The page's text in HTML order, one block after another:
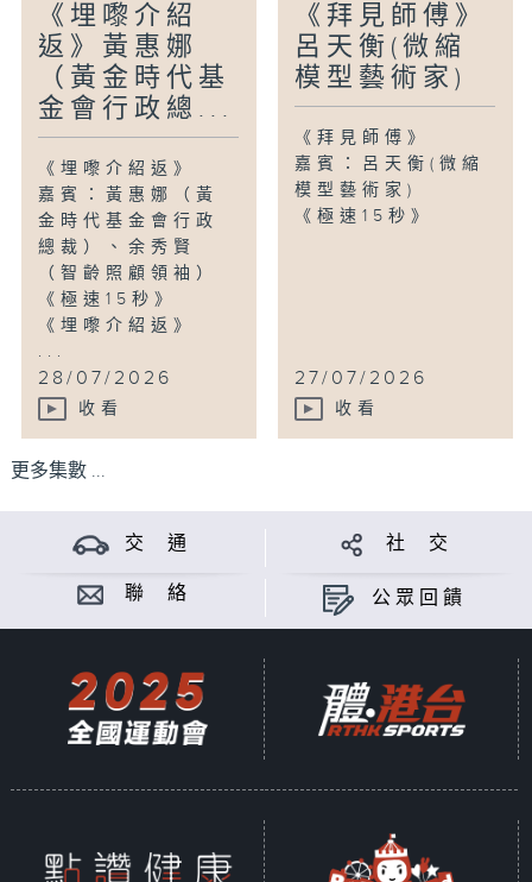
《埋嚟介紹
返》黃惠娜
（黃金時代基
金會行政總...
《埋嚟介紹返》
嘉賓：黃惠娜（黃
金時代基金會行政
總裁）、余秀賢
（智齡照顧領袖）
《極速15秒》
《埋嚟介紹返》
...
28/07/2026
收看
《拜見師傅》
呂天衡(微縮
模型藝術家)
《拜見師傅》
嘉賓：呂天衡(微縮
模型藝術家)
《極速15秒》
27/07/2026
收看
更多集數 ...
交 通 社 交
聯 絡 公眾回饋